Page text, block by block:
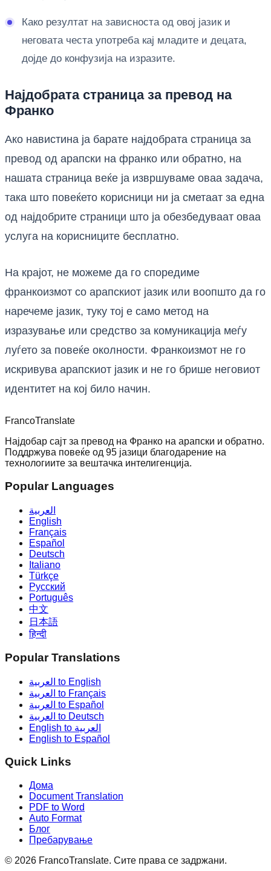
Како резултат на зависноста од овој јазик и
неговата честа употреба кај младите и децата,
дојде до конфузија на изразите.
Најдобрата страница за превод на
Франко
Ако навистина ја барате најдобрата страница за
превод од арапски на франко или обратно, на
нашата страница веќе ја извршуваме оваа задача,
така што повеќето корисници ни ја сметаат за една
од најдобрите страници што ја обезбедуваат оваа
услуга на корисниците бесплатно.
На крајот, не можеме да го споредиме
франкоизмот со арапскиот јазик или воопшто да го
наречеме јазик, туку тој е само метод на
изразување или средство за комуникација меѓу
луѓето за повеќе околности. Франкоизмот не го
искривува арапскиот јазик и не го брише неговиот
идентитет на кој било начин.
FrancoTranslate
Најдобар сајт за превод на Франко на арапски и обратно.
Поддржува повеќе од 95 јазици благодарение на
технологиите за вештачка интелигенција.
Popular Languages
العربية
English
Français
Español
Deutsch
Italiano
Türkçe
Русский
Português
中文
日本語
हिन्दी
Popular Translations
العربية to English
العربية to Français
العربية to Español
العربية to Deutsch
English to العربية
English to Español
Quick Links
Дома
Document Translation
PDF to Word
Auto Format
Блог
Пребарување
© 2026 FrancoTranslate. Сите права се задржани.